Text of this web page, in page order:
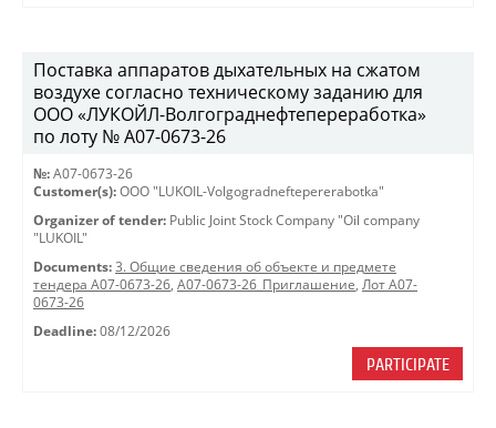
Поставка аппаратов дыхательных на сжатом
воздухе согласно техническому заданию для
ООО «ЛУКОЙЛ-Волгограднефтепереработка»
по лоту № A07-0673-26
№: A07-0673-26
Customer(s): OOO "LUKOIL-Volgogradneftepererabotka"
Organizer of tender: Public Joint Stock Company "Oil company
"LUKOIL"
Documents: 3. Общие сведения об объекте и предмете
тендера A07-0673-26, A07-0673-26_Приглашение, Лот A07-
0673-26
Deadline: 08/12/2026
PARTICIPATE